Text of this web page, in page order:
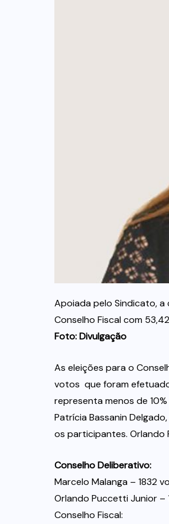
Apoiada pelo Sindicato,
Conselho Fiscal com
Foto: Divulgação
As eleições para o
votos  que foram
representa menos de
Patrícia Bassanin
os participantes. Orlando
Conselho Deliberativo:
Marcelo Malanga – 1832
Orlando Puccetti Junior –
Conselho Fiscal: